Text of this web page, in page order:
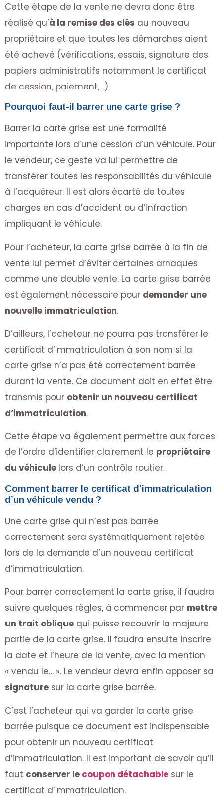
Cette étape de la vente ne devra donc être
réalisé qu’à la remise des clés au nouveau
propriétaire et que toutes les démarches aient
été achevé (vérifications, essais, signature des
papiers administratifs notamment le certificat
de cession, paiement,…)
Pourquoi faut-il barrer une carte grise ?
Barrer la carte grise est une formalité
importante lors d’une cession d’un véhicule. Pour
le vendeur, ce geste va lui permettre de
transférer toutes les responsabilités du véhicule
à l’acquéreur. Il est alors écarté de toutes
charges en cas d’accident ou d’infraction
impliquant le véhicule.
Pour l’acheteur, la carte grise barrée à la fin de
vente lui permet d’éviter certaines arnaques
comme une double vente. La carte grise barrée
est également nécessaire pour demander une
nouvelle immatriculation.
D’ailleurs, l’acheteur ne pourra pas transférer le
certificat d’immatriculation à son nom si la
carte grise n’a pas été correctement barrée
durant la vente. Ce document doit en effet être
transmis pour obtenir un nouveau certificat
d’immatriculation.
Cette étape va également permettre aux forces
de l’ordre d’identifier clairement le propriétaire
du véhicule lors d’un contrôle routier.
Comment barrer le certificat d’immatriculation
d’un véhicule vendu ?
Une carte grise qui n’est pas barrée
correctement sera systématiquement rejetée
lors de la demande d’un nouveau certificat
d’immatriculation.
Pour barrer correctement la carte grise, il faudra
suivre quelques règles, à commencer par mettre
un trait oblique qui puisse recouvrir la majeure
partie de la carte grise. Il faudra ensuite inscrire
la date et l’heure de la vente, avec la mention
« vendu le… ». Le vendeur devra enfin apposer sa
signature sur la carte grise barrée.
C’est l’acheteur qui va garder la carte grise
barrée puisque ce document est indispensable
pour obtenir un nouveau certificat
d’immatriculation. Il est important de savoir qu’il
faut conserver le coupon détachable sur le
certificat d’immatriculation.